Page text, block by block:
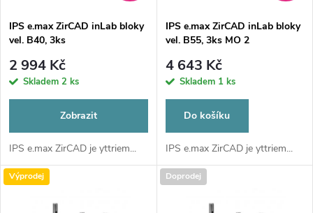
p
r
o
d
u
s
p
r
o
d
u
IPS e.max ZirCAD inLab bloky
vel. B40, 3ks
2 994 Kč
Skladem 2 ks
Zobrazit
IPS e.max ZirCAD je yttriem...
IPS e.max ZirCAD inLab bloky
vel. B55, 3ks MO 2
4 643 Kč
Skladem 1 ks
Do košíku
IPS e.max ZirCAD je yttriem...
Výprodej Doprodej